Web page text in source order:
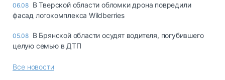
06.08 В Тверской области обломки дрона повредили
фасад логокомплекса Wildberries
05.08 В Брянской области осудят водителя, погубившего
целую семью в ДТП
Все новости